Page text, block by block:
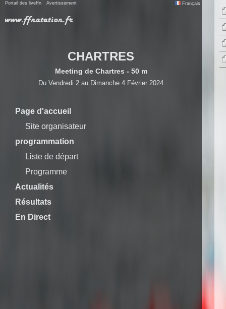
Portail des liveffn Avertissement Français
CHARTRES
Meeting de Chartres - 50 m
Du Vendredi 2 au Dimanche 4 Février 2024
Page d'accueil
Site organisateur
programmation
Liste de départ
Programme
Actualités
Résultats
En Direct